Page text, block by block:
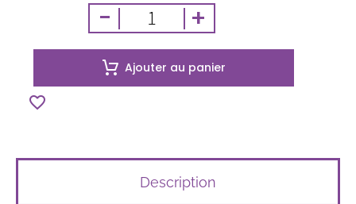
- +
Ajouter au panier
Description